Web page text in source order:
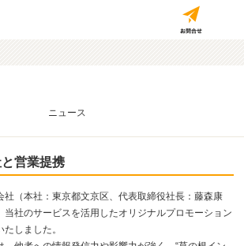
ニュース
営業提携
社（本社：東京都文京区、代表取締役社長：藤森康
当社のサービスを活用したオリジナルプロモーション
しました。